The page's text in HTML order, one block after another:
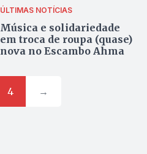
ÚLTIMAS NOTÍCIAS
Música e solidariedade
em troca de roupa (quase)
nova no Escambo Ahma
4 →